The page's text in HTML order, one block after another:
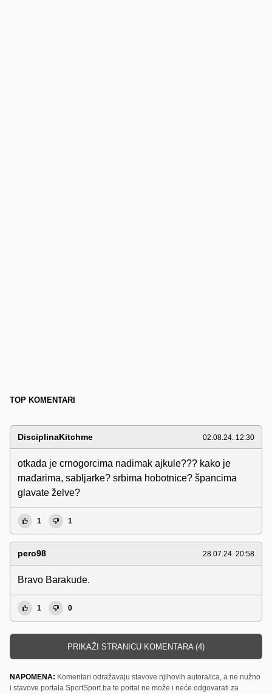
TOP KOMENTARI
DisciplinaKitchme 02.08.24. 12:30
otkada je crnogorcima nadimak ajkule??? kako je
mađarima, sabljarke? srbima hobotnice? špancima
glavate želve?
1 1
pero98 28.07.24. 20:58
Bravo Barakude.
1 0
PRIKAŽI STRANICU KOMENTARA (4)
NAPOMENA: Komentari odražavaju stavove njihovih autora/ica, a ne nužno
i stavove portala SportSport.ba te portal ne može i neće odgovarati za